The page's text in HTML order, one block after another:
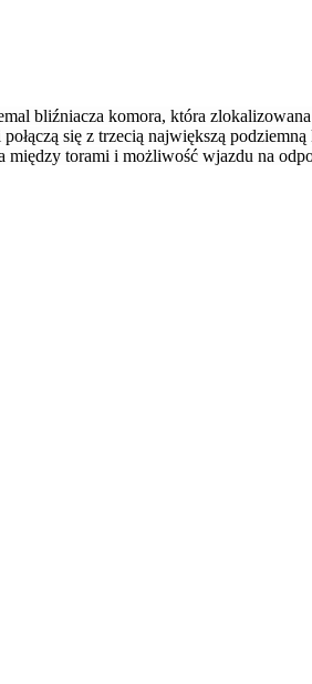
bliźniacza komora, która
się z trzecią największą
między torami i możliwość wjazdu na